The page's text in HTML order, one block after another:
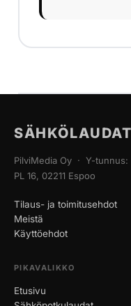
PilviMedia Oy · Y-tunnus:
PL 16, 02211 Espoo
Tilaus- ja toimitusehdot
Meistä
Käyttöehdot
PIKAVALIKKO
Etusivu